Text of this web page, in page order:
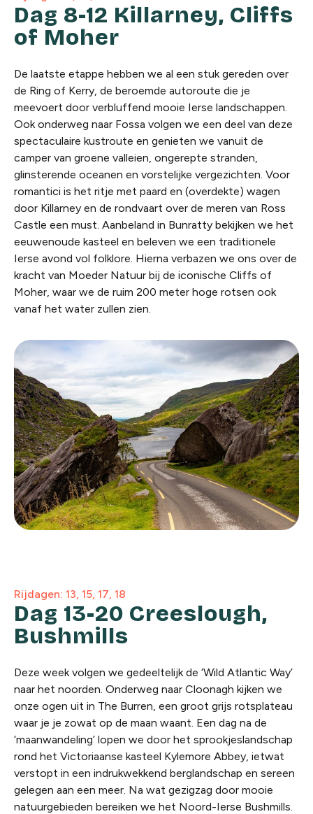
Dag 8-12 Killarney, Cliffs
of Moher
De laatste etappe hebben we al een stuk gereden over
de Ring of Kerry, de beroemde autoroute die je
meevoert door verbluffend mooie Ierse landschappen.
Ook onderweg naar Fossa volgen we een deel van deze
spectaculaire kustroute en genieten we vanuit de
camper van groene valleien, ongerepte stranden,
glinsterende oceanen en vorstelijke vergezichten. Voor
romantici is het ritje met paard en (overdekte) wagen
door Killarney en de rondvaart over de meren van Ross
Castle een must. Aanbeland in Bunratty bekijken we het
eeuwenoude kasteel en beleven we een traditionele
Ierse avond vol folklore. Hierna verbazen we ons over de
kracht van Moeder Natuur bij de iconische Cliffs of
Moher, waar we de ruim 200 meter hoge rotsen ook
vanaf het water zullen zien.
Rijdagen: 13, 15, 17, 18
Dag 13-20 Creeslough,
Bushmills
Deze week volgen we gedeeltelijk de ‘Wild Atlantic Way’
naar het noorden. Onderweg naar Cloonagh kijken we
onze ogen uit in The Burren, een groot grijs rotsplateau
waar je je zowat op de maan waant. Een dag na de
‘maanwandeling’ lopen we door het sprookjeslandschap
rond het Victoriaanse kasteel Kylemore Abbey, ietwat
verstopt in een indrukwekkend berglandschap en sereen
gelegen aan een meer. Na wat gezigzag door mooie
natuurgebieden bereiken we het Noord-Ierse Bushmills.